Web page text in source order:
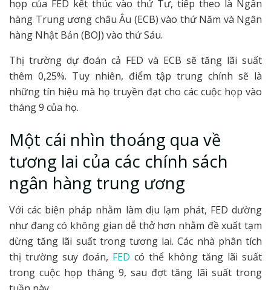
họp của FED kết thúc vào thứ Tư, tiếp theo là Ngân
hàng Trung ương châu Âu (ECB) vào thứ Năm và Ngân
hàng Nhật Bản (BOJ) vào thứ Sáu.
Thị trường dự đoán cả FED và ECB sẽ tăng lãi suất
thêm 0,25%. Tuy nhiên, điểm tập trung chính sẽ là
những tín hiệu mà họ truyền đạt cho các cuộc họp vào
tháng 9 của họ.
Một cái nhìn thoáng qua về
tương lai của các chính sách
ngân hàng trung ương
Với các biện pháp nhằm làm dịu lạm phát, FED dường
như đang có không gian dễ thở hơn nhằm đề xuất tạm
dừng tăng lãi suất trong tương lai. Các nhà phân tích
thị trường suy đoán, FED có thể không tăng lãi suất
trong cuộc họp tháng 9, sau đợt tăng lãi suất trong